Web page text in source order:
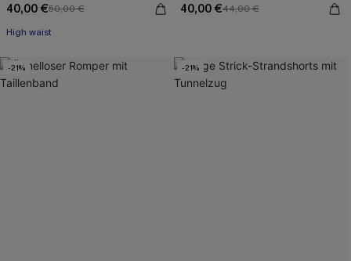
40,00 €50,00 €
High waist
40,00 €44,00 €
-21% -21%